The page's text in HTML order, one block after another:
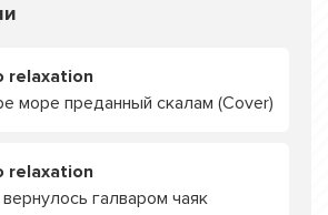
relaxation
море преданный скалам (Cover)
relaxation
галваром чаяк